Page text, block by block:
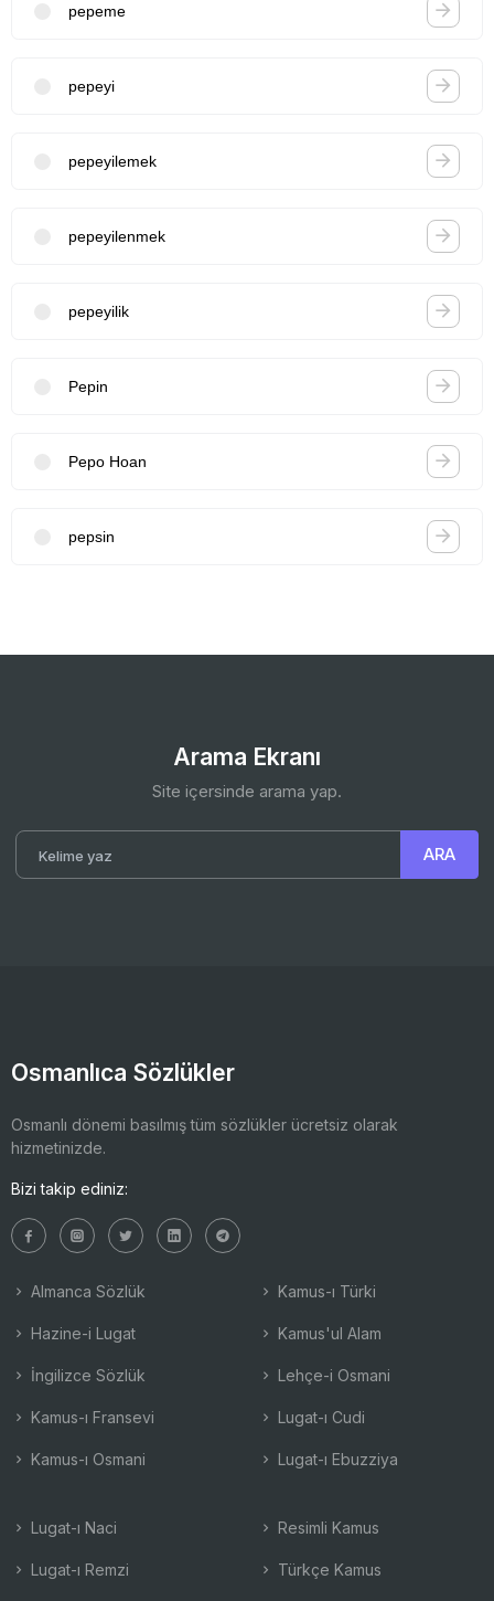
pepeme
pepeyi
pepeyilemek
pepeyilenmek
pepeyilik
Pepin
Pepo Hoan
pepsin
Arama Ekranı
Site içersinde arama yap.
Osmanlıca Sözlükler
Osmanlı dönemi basılmış tüm sözlükler ücretsiz olarak
hizmetinizde.
Bizi takip ediniz:
Almanca Sözlük
Hazine-i Lugat
İngilizce Sözlük
Kamus-ı Fransevi
Kamus-ı Osmani
Kamus-ı Türki
Kamus'ul Alam
Lehçe-i Osmani
Lugat-ı Cudi
Lugat-ı Ebuzziya
Lugat-ı Naci
Lugat-ı Remzi
Resimli Kamus
Türkçe Kamus